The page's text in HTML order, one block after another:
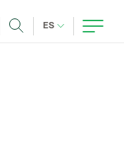
ES IDIOMA